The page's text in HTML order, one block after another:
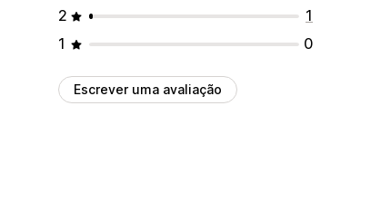
2
1
1
0
Escrever uma avaliação